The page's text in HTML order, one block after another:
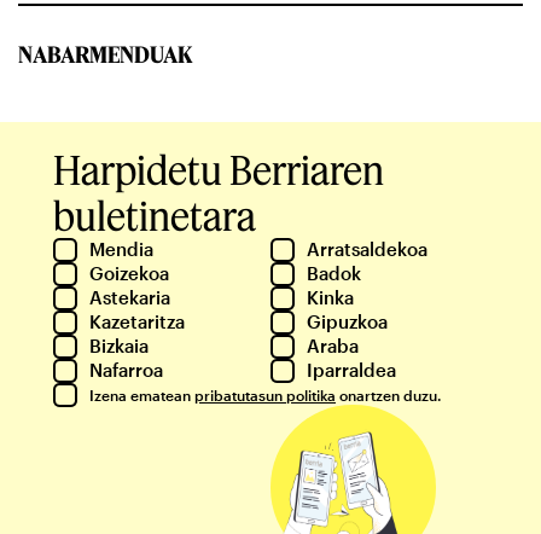
NABARMENDUAK
Harpidetu Berriaren
buletinetara
Mendia
Arratsaldekoa
Goizekoa
Badok
Astekaria
Kinka
Kazetaritza
Gipuzkoa
Bizkaia
Araba
Nafarroa
Iparraldea
Izena ematean pribatutasun politika onartzen duzu.